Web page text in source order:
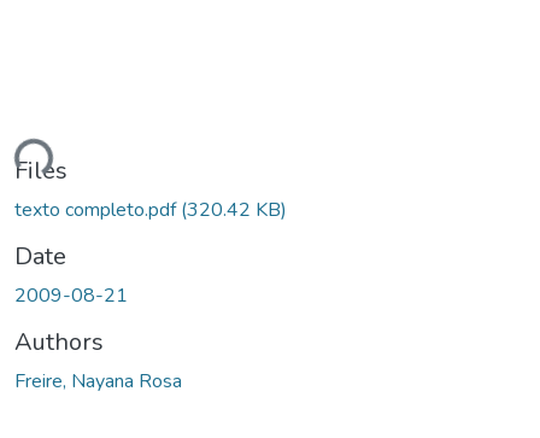
Files
texto completo.pdf(320.42 KB)
Date
2009-08-21
Authors
Freire, Nayana Rosa